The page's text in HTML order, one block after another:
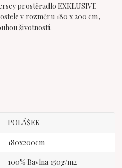
prostěradlo EXKLUSIVE
v rozměru 180 x 200 cm,
životností.
POLÁŠEK
180x200cm
100% Bavlna 150g/m2